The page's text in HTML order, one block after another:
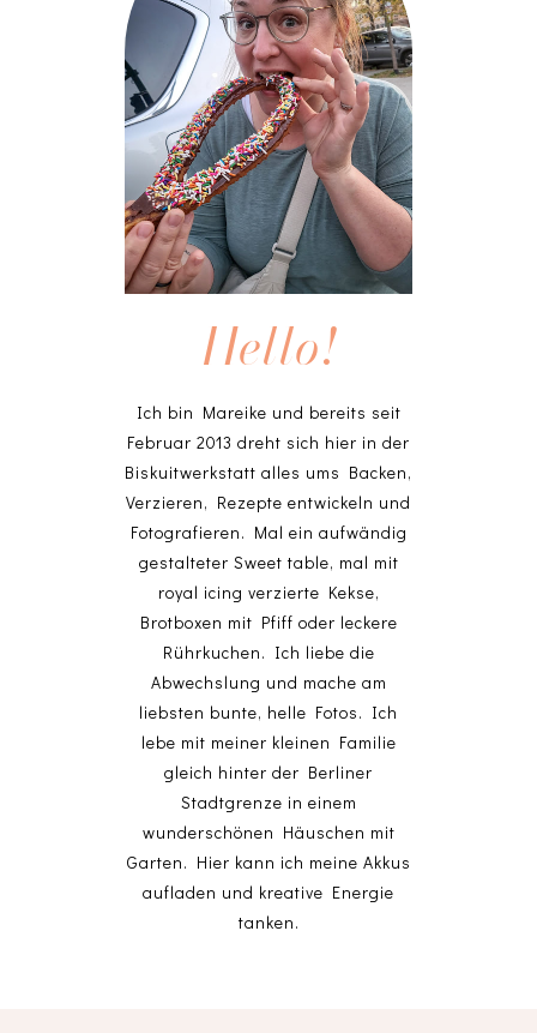
Hello!
Ich bin Mareike und bereits seit
Februar 2013 dreht sich hier in der
Biskuitwerkstatt alles ums Backen,
Verzieren, Rezepte entwickeln und
Fotografieren. Mal ein aufwändig
gestalteter Sweet table, mal mit
royal icing verzierte Kekse,
Brotboxen mit Pfiff oder leckere
Rührkuchen. Ich liebe die
Abwechslung und mache am
liebsten bunte, helle Fotos. Ich
lebe mit meiner kleinen Familie
gleich hinter der Berliner
Stadtgrenze in einem
wunderschönen Häuschen mit
Garten. Hier kann ich meine Akkus
aufladen und kreative Energie
tanken.